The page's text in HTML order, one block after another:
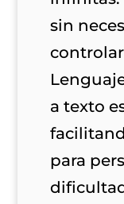
sin
a texto
para